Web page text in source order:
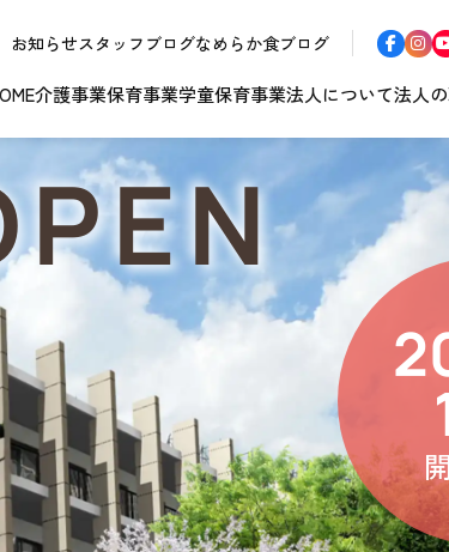
お知らせスタッフブログなめらか食ブログ
介護事業
岐阜エリア 長野エリア
検索
保育事業
サン
グレ
学童保育事業法人について
ロゴ
法人